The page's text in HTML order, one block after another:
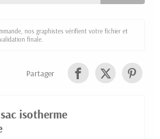
nos graphistes vérifient votre fichier et
finale.
Partager
isotherme